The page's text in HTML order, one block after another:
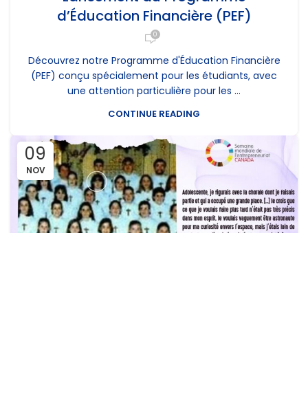
d’Éducation Financière (PEF)
0
Découvrez notre Programme d'Éducation Financière
(PEF) conçu spécialement pour les étudiants, avec
une attention particulière pour les ...
CONTINUE READING
09
NOV